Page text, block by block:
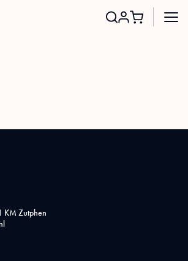
KM Zutphen